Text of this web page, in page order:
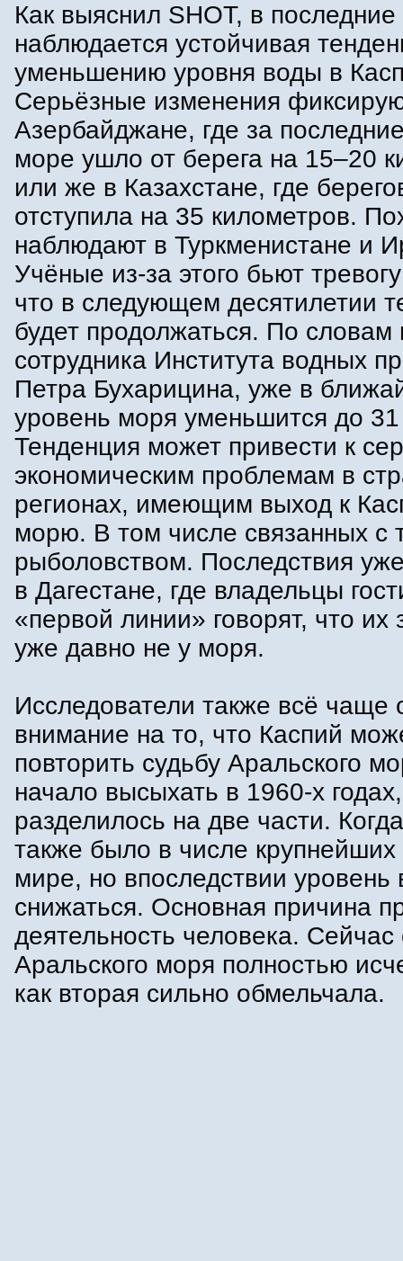
Как выяснил SHOT, в последние
наблюдается устойчивая
уменьшению уровня воды в
Серьёзные изменения
Азербайджане, где за
море ушло от берега на 15–20
или же в Казахстане, где
отступила на 35 километров.
наблюдают в Туркменистане и
Учёные из-за этого бьют
что в следующем десятилетии
будет продолжаться. По словам
сотрудника Института водных
Петра Бухарицина, уже в
уровень моря уменьшится до
Тенденция может привести к
экономическим проблемам в
регионах, имеющим выход к
морю. В том числе связанных с
рыболовством. Последствия
в Дагестане, где владельцы
«первой линии» говорят, что их
уже давно не у моря.
Исследователи также всё
внимание на то, что Каспий
повторить судьбу Аральского
начало высыхать в 1960-х
разделилось на две части.
также было в числе крупнейших
мире, но впоследствии уровень
снижаться. Основная причина
деятельность человека. Сейчас
Аральского моря полностью
как вторая сильно обмельчала.